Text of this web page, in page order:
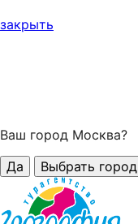
закрыть
Ваш город Москва?
Да
Выбрать город